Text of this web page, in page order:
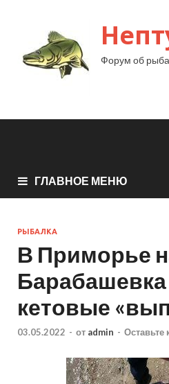
Форум об
ГЛАВНОЕ МЕНЮ
РЫБАЛКА
В Приморье
кетовые
03.05.2022 - от admin - Оставьте